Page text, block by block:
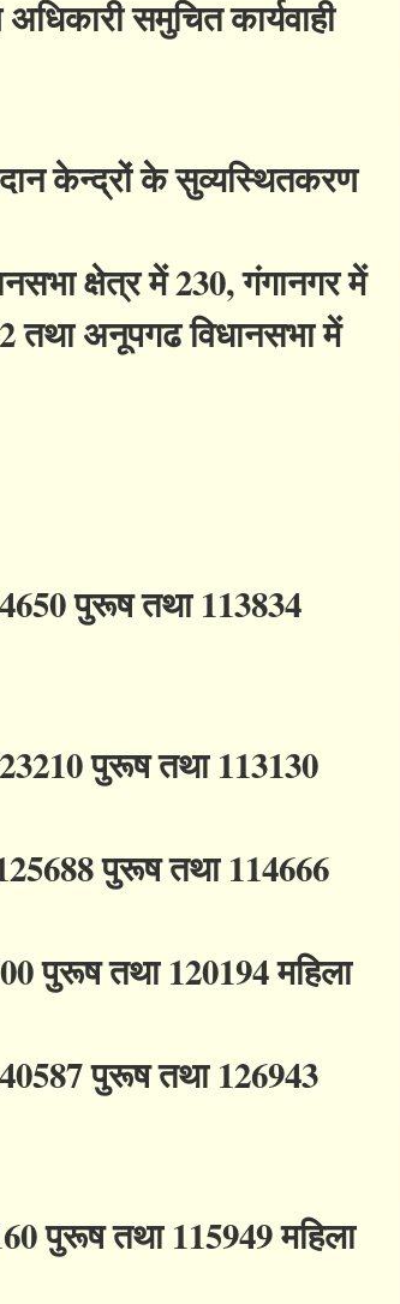
समुचित कार्यवाही
केन्द्रों के सुव्यस्थितकरण
क्षेत्र में 230, गंगानगर में
तथा अनूपगढ विधानसभा में
पुरूष तथा 113834
पुरूष तथा 113130
पुरूष तथा 114666
पुरूष तथा 120194 महिला
पुरूष तथा 126943
पुरूष तथा 115949 महिला